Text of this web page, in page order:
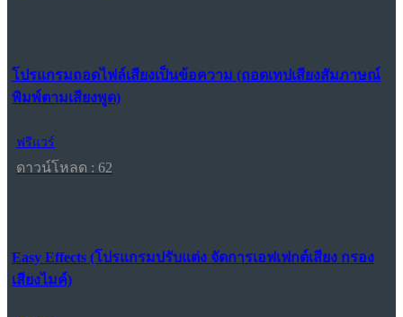
โปรแกรมถอดไฟล์เสียงเป็นข้อความ (ถอดเทปเสียงสัมภาษณ์
พิมพ์ตามเสียงพูด)
ฟรีแวร์
ดาวน์โหลด : 62
Easy Effects (โปรแกรมปรับแต่ง จัดการเอฟเฟกต์เสียง กรอง
เสียงไมค์)